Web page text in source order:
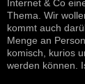
Internet & Co
Thema. Wir
kommt auch
Menge an
komisch, kurios
werden können.